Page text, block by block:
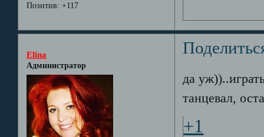
Позитив: +117
Elina
Администратор
да
танцевал,
+1